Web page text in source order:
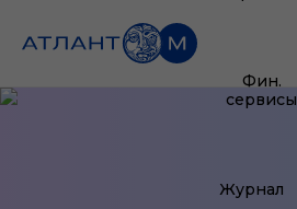
Фин.
сервисы
Журнал